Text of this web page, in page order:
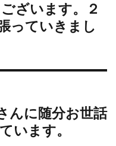
ざいます。２
っていきまし
んに随分お世話
います。